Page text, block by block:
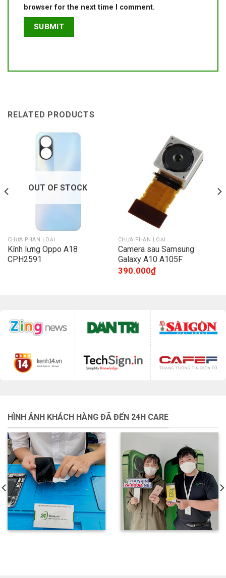
browser for the next time I comment.
RELATED PRODUCTS
OUT OF STOCK
CHƯA PHÂN LOẠI
Kính lưng Oppo A18
CPH2591
CHƯA PHÂN LOẠI
Camera sau Samsung
Galaxy A10 A105F
390.000₫
HÌNH ẢNH KHÁCH HÀNG ĐÃ ĐẾN 24H CARE